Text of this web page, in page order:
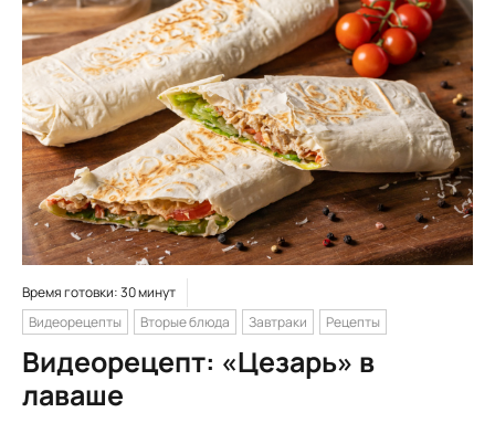
Время готовки: 30 минут
Видеорецепты
Вторые блюда Завтраки Рецепты
Видеорецепт: «Цезарь» в
лаваше